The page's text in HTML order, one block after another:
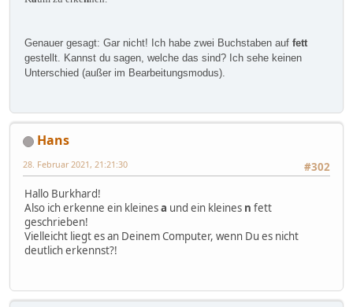
Genauer gesagt: Gar nicht! Ich habe zwei Buchstaben auf fett
gestellt. Kannst du sagen, welche das sind? Ich sehe keinen
Unterschied (außer im Bearbeitungsmodus).
Hans
#302
28. Februar 2021, 21:21:30
Hallo Burkhard!
Also ich erkenne ein kleinesa und ein kleines n fett
geschrieben!
Vielleicht liegt es an Deinem Computer, wenn Du es nicht
deutlich erkennst?!